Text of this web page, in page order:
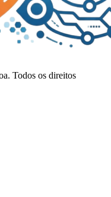
Todos os direitos